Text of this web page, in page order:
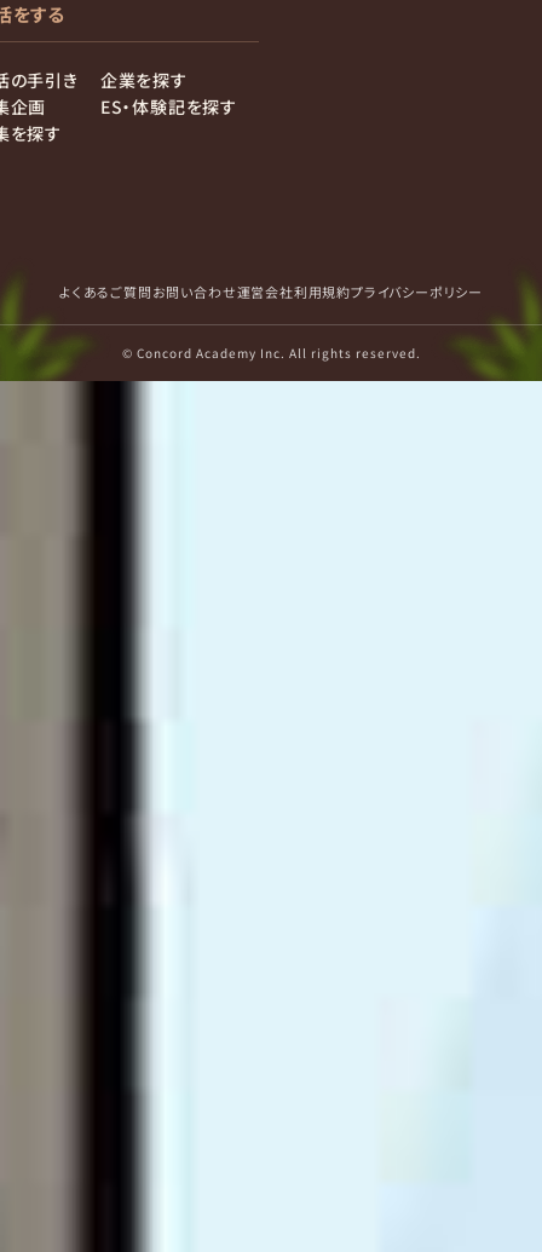
をする
の手引き
企画
を探す
企業を探す
ES・体験記を探す
よくあるご質問お問い合わせ運営会社利用規約プライバシーポリシー
© Concord Academy Inc. All rights reserved.